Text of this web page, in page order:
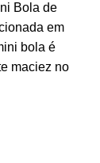
Bola de
em
bola é
maciez no